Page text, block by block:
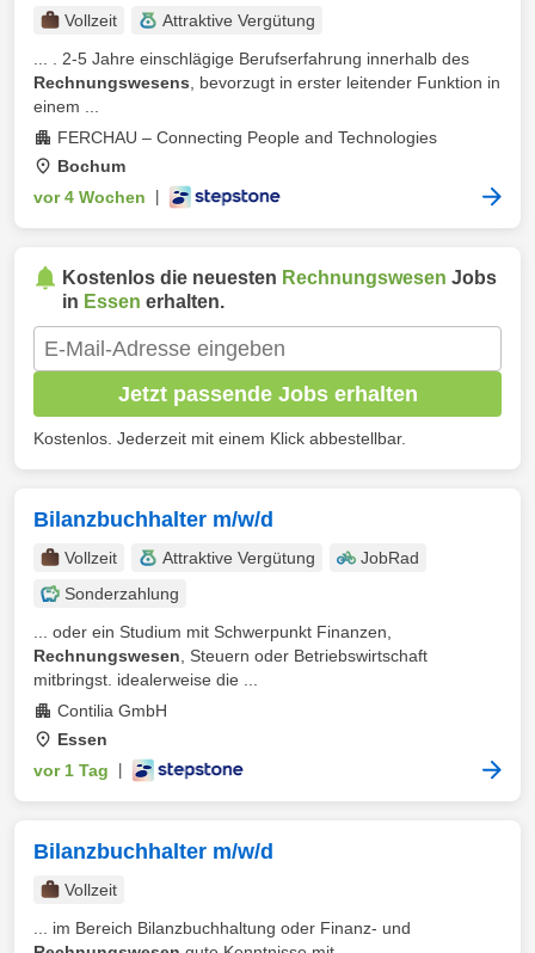
Vollzeit
Attraktive Vergütung
... . 2-5 Jahre einschlägige Berufserfahrung innerhalb des
Rechnungswesens , bevorzugt in erster leitender Funktion in
einem ...
FERCHAU – Connecting People and Technologies
Bochum
vor 4 Wochen
Kostenlos die neuesten Rechnungswesen Jobs
in Essen erhalten.
Jetzt passende Jobs erhalten
Kostenlos. Jederzeit mit einem Klick abbestellbar.
Bilanzbuchhalter m/w/d
Vollzeit Attraktive Vergütung
JobRad
Sonderzahlung
... oder ein Studium mit Schwerpunkt Finanzen,
Rechnungswesen , Steuern oder Betriebswirtschaft
mitbringst. idealerweise die ...
Contilia GmbH
Essen
vor 1 Tag
Bilanzbuchhalter m/w/d
Vollzeit
... im Bereich Bilanzbuchhaltung oder Finanz- und